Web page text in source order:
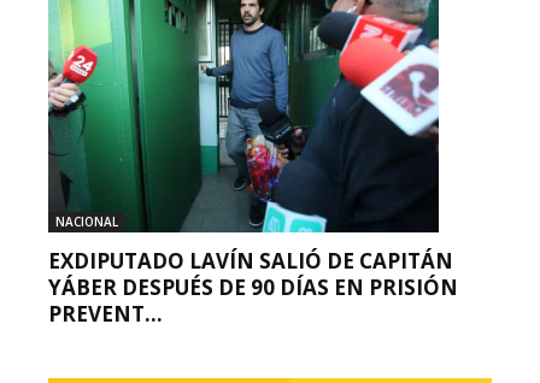
NACIONAL
EXDIPUTADO LAVÍN SALIÓ DE CAPITÁN
YÁBER DESPUÉS DE 90 DÍAS EN PRISIÓN
PREVENT...